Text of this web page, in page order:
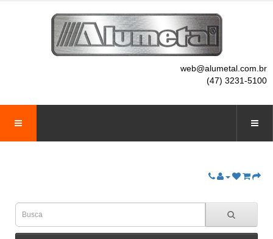
web@alumetal.com.br
(47) 3231-5100